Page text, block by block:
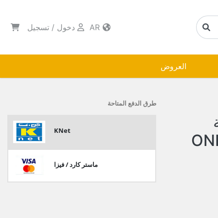
دخول / تسجيل
العروض
طرق الدفع المتاحة
KNet
ماستر كارد / فيزا